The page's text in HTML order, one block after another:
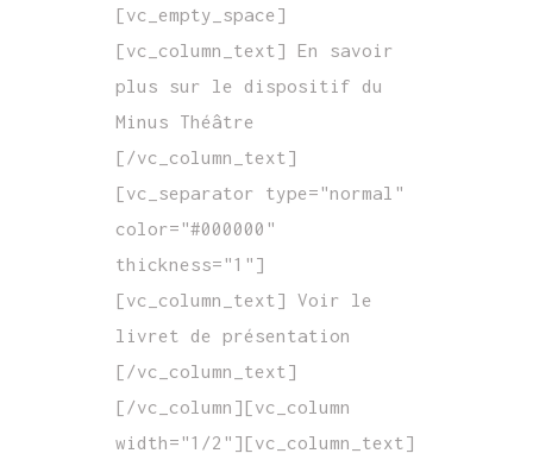
[vc_empty_space]
[vc_column_text] En savoir
plus sur le dispositif du
Minus Théâtre
[/vc_column_text]
[vc_separator type="normal"
color="#000000"
thickness="1"]
[vc_column_text] Voir le
livret de présentation
[/vc_column_text]
[/vc_column][vc_column
width="1/2"][vc_column_text]